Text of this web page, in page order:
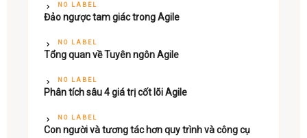
NO LABEL
Đảo ngược tam giác trong Agile
NO LABEL
Tổng quan về Tuyên ngôn Agile
NO LABEL
Phân tích sâu 4 giá trị cốt lõi Agile
NO LABEL
Con người và tương tác hơn quy trình và công cụ